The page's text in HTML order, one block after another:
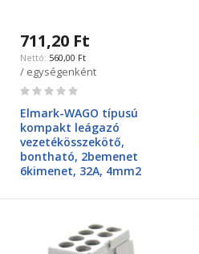
711,20 Ft
560,00 Ft
/ egységenként
Rating:
Elmark-WAGO típusú
kompakt leágazó
vezetékösszekötő,
bontható, 2bemenet
6kimenet, 32A, 4mm2